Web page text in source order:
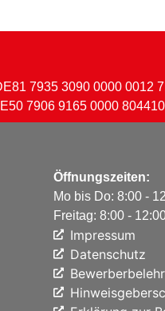
​7935 ​3090 ​0000 ​0012
​7906 ​9165 ​0000
Öffnungszeiten:
Mo bis Do: 8:00 -
Freitag: 8:00 -
Impressum
Datenschutz